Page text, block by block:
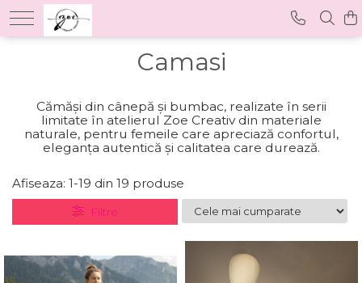
Camasi
Cămăși din cânepă și bumbac, realizate în serii
limitate în atelierul Zoe Creativ din materiale
naturale, pentru femeile care apreciază confortul,
eleganța autentică și calitatea care durează.
Afiseaza: 1-19 din 19 produse
Filtre